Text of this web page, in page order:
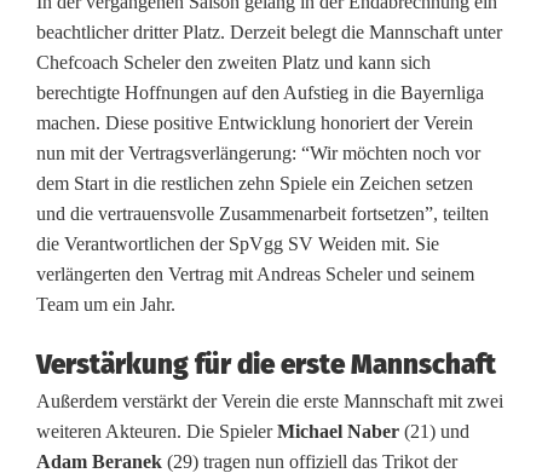
l
t
p
e
r
s
o
n
e
l
beachtlicher dritter Platz. Derzeit belegt die Mannschaft unter
Chefcoach Scheler den zweiten Platz und kann sich
berechtigte Hoffnungen auf den Aufstieg in die Bayernliga
machen. Diese positive Entwicklung honoriert der Verein
nun mit der Vertragsverlängerung: “Wir möchten noch vor
dem Start in die restlichen zehn Spiele ein Zeichen setzen
und die vertrauensvolle Zusammenarbeit fortsetzen”, teilten
die Verantwortlichen der SpVgg SV Weiden mit. Sie
verlängerten den Vertrag mit Andreas Scheler und seinem
Team um ein Jahr.
Verstärkung für die erste Mannschaft
Außerdem verstärkt der Verein die erste Mannschaft mit zwei
weiteren Akteuren. Die SpielerMichael Naber (21) und
Adam Beranek (29) tragen nun offiziell das Trikot der